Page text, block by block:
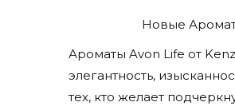
Новые
Ароматы Avon Life от
элегантность,
тех, кто желает